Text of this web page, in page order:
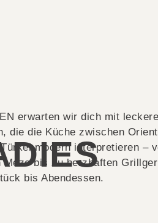
erwarten wir dich mit
die die Küche zwischen
modern interpretieren –
Meze bis zu herzhaften
bis Abendessen.